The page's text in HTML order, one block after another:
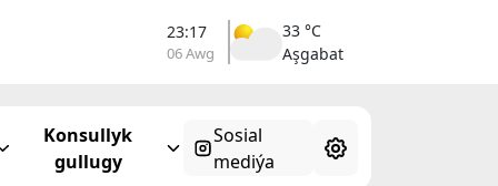
23:17
06 Awg
33 °C
Aşgabat
Konsullyk
gullugy
Sosial
mediýa